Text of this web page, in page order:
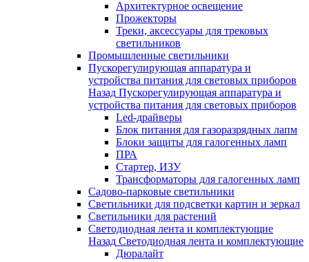
Архитектурное освещение
Прожекторы
Треки, аксессуары для трековых
светильников
Промышленные светильники
Пускорегулирующая аппаратура и
устройства питания для световых приборов
Назад Пускорегулирующая аппаратура и
устройства питания для световых приборов
Led-драйверы
Блок питания для газоразрядных лапм
Блоки защиты для галогенных ламп
ПРА
Стартер, ИЗУ
Трансформаторы для галогенных ламп
Садово-парковые светильники
Светильники для подсветки картин и зеркал
Светильники для растений
Светодиодная лента и комплектующие
Назад Светодиодная лента и комплектующие
Дюралайт